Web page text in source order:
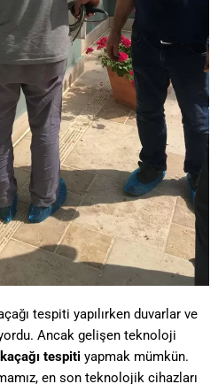
tespiti yapılırken duvarlar ve
Ancak gelişen teknoloji
tespiti yapmak mümkün.
en son teknolojik cihazları